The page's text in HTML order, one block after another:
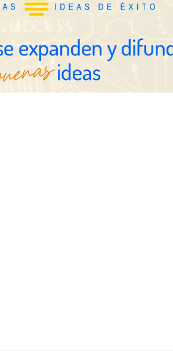
para reforzar la capacidad técnica
Millones de desplazamientos en
verano reabren el debate sobre la
seguridad en las carreteras, según